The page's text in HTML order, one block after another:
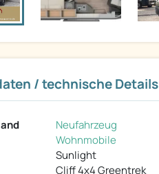
/ technische Details
Neufahrzeug
Wohnmobile
Sunlight
Cliff 4x4 Greentrek